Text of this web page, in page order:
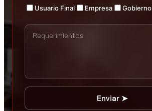
Usuario Final Empresa Gobierno
Enviar ➤